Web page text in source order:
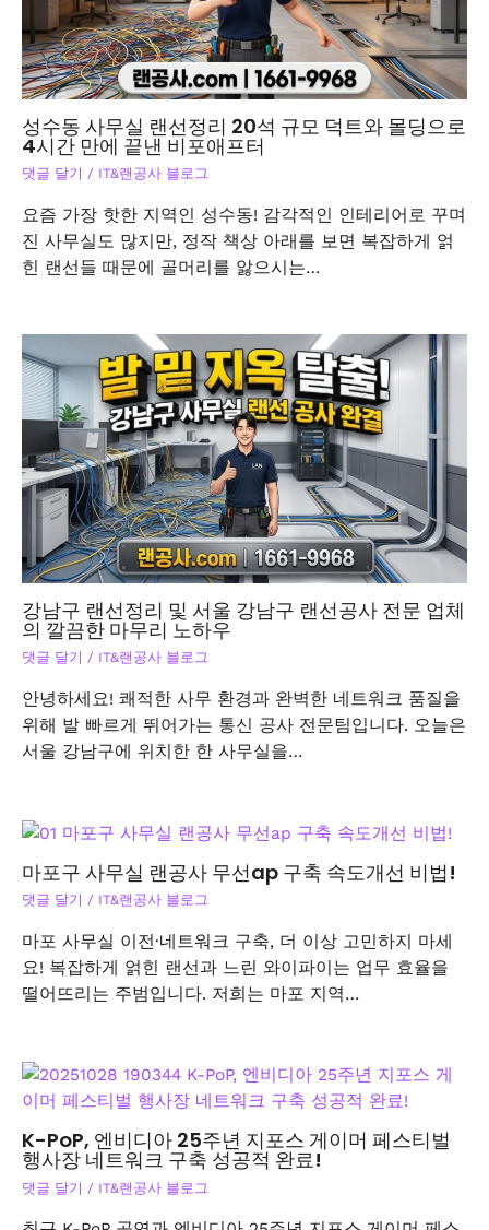
성수동 사무실 랜선정리 20석 규모 덕트와 몰딩으로
4시간 만에 끝낸 비포애프터
댓글 달기 / IT&랜공사 블로그
요즘 가장 핫한 지역인 성수동! 감각적인 인테리어로 꾸며
진 사무실도 많지만, 정작 책상 아래를 보면 복잡하게 얽
힌 랜선들 때문에 골머리를 앓으시는…
강남구 랜선정리 및 서울 강남구 랜선공사 전문 업체
의 깔끔한 마무리 노하우
댓글 달기 / IT&랜공사 블로그
안녕하세요! 쾌적한 사무 환경과 완벽한 네트워크 품질을
위해 발 빠르게 뛰어가는 통신 공사 전문팀입니다. 오늘은
서울 강남구에 위치한 한 사무실을…
마포구 사무실 랜공사 무선ap 구축 속도개선 비법!
댓글 달기 / IT&랜공사 블로그
마포 사무실 이전·네트워크 구축, 더 이상 고민하지 마세
요! 복잡하게 얽힌 랜선과 느린 와이파이는 업무 효율을
떨어뜨리는 주범입니다. 저희는 마포 지역…
K-PoP, 엔비디아 25주년 지포스 게이머 페스티벌
행사장 네트워크 구축 성공적 완료!
댓글 달기 / IT&랜공사 블로그